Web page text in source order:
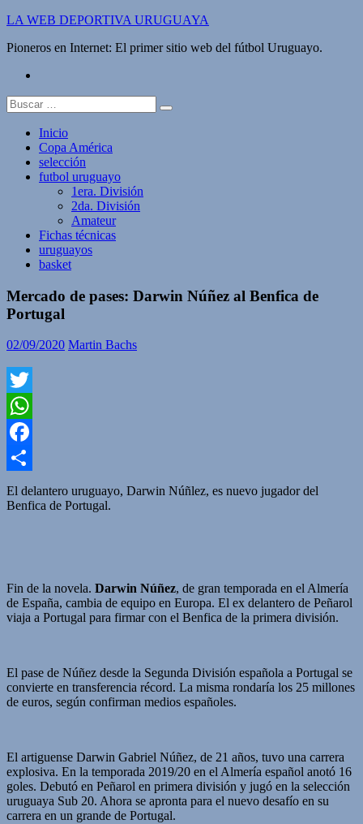
Saltar
contenido
LA WEB DEPORTIVA URUGUAYA
Pioneros en Internet: El primer sitio web del fútbol Uruguayo.
Buscar:
Inicio
Copa América
selección
futbol uruguayo
1era. División
2da. División
Amateur
Fichas técnicas
uruguayos
basket
Mercado de pases: Darwin Núñez al Benfica de
Portugal
02/09/2020 Martin Bachs
Twitter
WhatsApp
Facebook
Compartir
El delantero uruguayo, Darwin Núñlez, es nuevo jugador del
Benfica de Portugal.
Fin de la novela. Darwin Núñez, de gran temporada en el Almería
de España, cambia de equipo en Europa. El ex delantero de Peñarol
viaja a Portugal para firmar con el Benfica de la primera división.
El pase de Núñez desde la Segunda División española a Portugal se
convierte en transferencia récord. La misma rondaría los 25 millones
de euros, según confirman medios españoles.
El artiguense Darwin Gabriel Núñez, de 21 años, tuvo una carrera
explosiva. En la temporada 2019/20 en el Almería español anotó 16
goles. Debutó en Peñarol en primera división y jugó en la selección
uruguaya Sub 20. Ahora se apronta para el nuevo desafío en su
carrera en un grande de Portugal.